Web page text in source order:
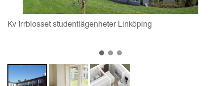
Kv Irrblosset studentlägenheter Linköping